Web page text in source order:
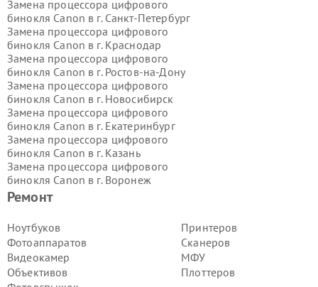
Ремонт
Ноутбуков
Фотоаппаратов
Видеокамер
Объективов
Принтеров
Сканеров
МФУ
Плоттеров
Замена процессора цифрового
бинокля Canon в г. Санкт-Петербург
Замена процессора цифрового
бинокля Canon в г. Краснодар
Замена процессора цифрового
бинокля Canon в г. Ростов-на-Дону
Замена процессора цифрового
бинокля Canon в г. Новосибирск
Замена процессора цифрового
бинокля Canon в г. Екатеринбург
Замена процессора цифрового
бинокля Canon в г. Казань
Замена процессора цифрового
бинокля Canon в г. Воронеж
Замена процессора цифрового
Замена процессора цифрового
бинокля Canon в г.
Замена процессора цифрового
бинокля Canon в г.
Замена процессора цифрового